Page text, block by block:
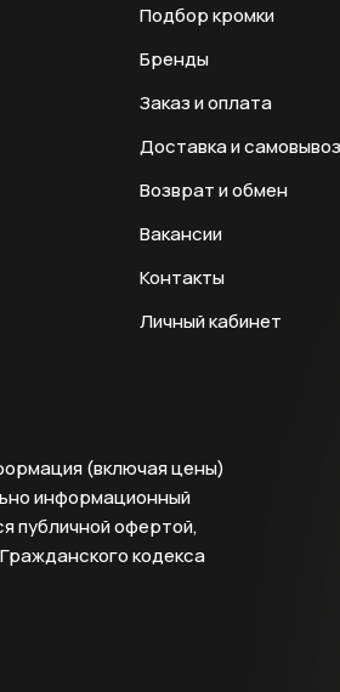
Подбор кромки
Бренды
Заказ и оплата
Доставка и самовывоз
Возврат и обмен
Вакансии
Контакты
Личный кабинет
(включая цены)
информационный
публичной офертой,
кодекса